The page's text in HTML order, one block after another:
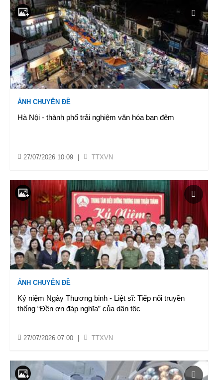
ẢNH CHUYÊN ĐỀ
Hà Nội - thành phố trải nghiệm văn hóa ban đêm
27/07/2026 10:09 TTXVN
ẢNH CHUYÊN ĐỀ
Kỷ niệm Ngày Thương binh - Liệt sĩ: Tiếp nối truyền
thống “Đền ơn đáp nghĩa” của dân tộc
27/07/2026 07:00 TTXVN